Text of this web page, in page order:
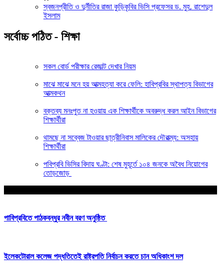
স্বজনপ্রীতি ও দুর্নীতির রাজা কুড়িকৃবির ভিসি প্রফেসর ড. মুহ. রাশেদুল
ইসলাম
সর্বোচ্চ পঠিত - শিক্ষা
সকল বোর্ড পরীক্ষার রেজাল্ট দেখার নিয়ম
মাঝে মাঝে মনে হয় আত্মহত্যা করে ফেলি: হাবিপ্রবির স্থাপত্য বিভাগের
আত্মকথন
বক্তব্য মনঃপুত না হওয়ায় এক শিক্ষার্থীকে অবরুদ্ধ করল আইন বিভাগের
শিক্ষার্থীরা
থামছে না সব্বেজ টাওয়ার ছাত্রীনিবাস মালিকের দৌরাত্ম্য: অসহায়
শিক্ষার্থীরা
পবিপ্রবি ভিসির বিদায় ঘণ্টা: শেষ মুহূর্তে ১০৪ জনকে অবৈধ নিয়োগের
তোড়জোড়
পাবিপ্রবিতে পাঠকবন্ধুর নবীন বরণ অনুষ্ঠিত
ইলেকটোরাল কলেজ পদ্ধতিতেই রাষ্ট্রপতি নির্বাচন করতে চান অধিকাংশ দল